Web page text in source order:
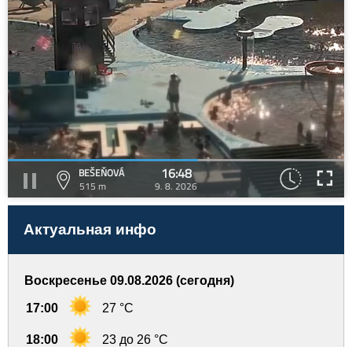
BEŠEŇOVÁ
515 m
16:48
9. 8. 2026
Актуальная инфо
Воскресенье 09.08.2026 (сегодня)
17:00 27 °C
18:00 23 до 26 °C